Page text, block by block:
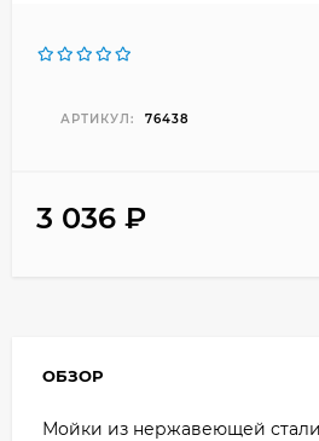
АРТИКУЛ: 76438
3 036 ₽
ОБЗОР
Мойки из нержавеющей